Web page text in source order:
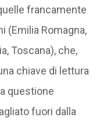
francamente
(Emilia Romagna,
Toscana), che,
chiave di lettura
questione
fuori dalla